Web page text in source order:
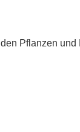
Pflanzen und